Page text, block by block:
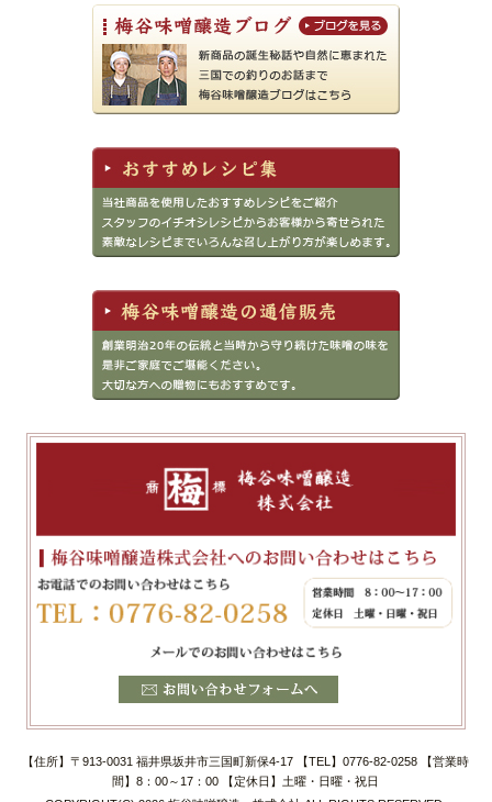
【住所】〒913-0031 福井県坂井市三国町新保4-17 【TEL】0776-82-0258 【営業時
間】8：00～17：00 【定休日】土曜・日曜・祝日